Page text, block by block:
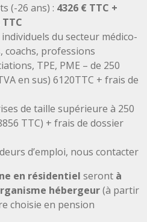
(-26 ans) : 4326 € TTC +
TTC
du secteur médico-
coachs, professions
TPE, PME – de 250
en sus) 6120TTC + frais de
de taille supérieure à 250
TTC) + frais de dossier
d’emploi, nous contacter
en résidentiel seront à
hébergeur(à partir
choisie en pension